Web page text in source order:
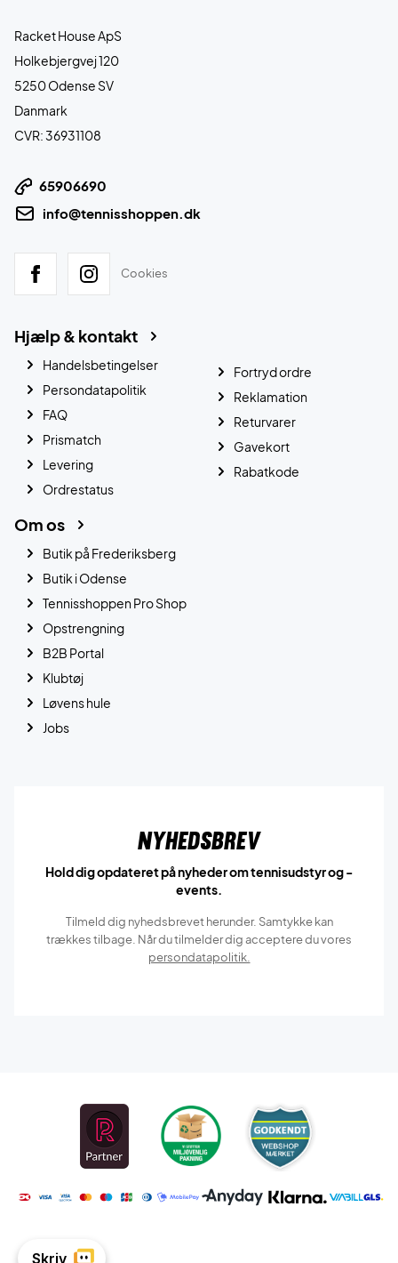
Racket House ApS
Holkebjergvej 120
5250 Odense SV
Danmark
CVR: 36931108
65906690
info@tennisshoppen.dk
Cookies
Hjælp & kontakt
Handelsbetingelser
Persondatapolitik
FAQ
Prismatch
Levering
Ordrestatus
Fortryd ordre
Reklamation
Returvarer
Gavekort
Rabatkode
Om os
Butik på Frederiksberg
Butik i Odense
Tennisshoppen Pro Shop
Opstrengning
B2B Portal
Klubtøj
Løvens hule
Jobs
Nyhedsbrev
Hold dig opdateret på nyheder om tennisudstyr og -
events.
Tilmeld dig nyhedsbrevet herunder. Samtykke kan
trækkes tilbage. Når du tilmelder dig acceptere du vores
persondatapolitik.